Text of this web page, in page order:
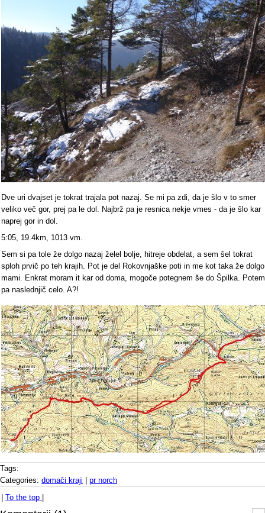
Dve uri dvajset je tokrat trajala pot nazaj. Se mi pa zdi, da je šlo v to smer
veliko več gor, prej pa le dol. Najbrž pa je resnica nekje vmes - da je šlo kar
naprej gor in dol.
5:05, 19.4km, 1013 vm.
Sem si pa tole že dolgo nazaj želel bolje, hitreje obdelat, a sem šel tokrat
sploh prvič po teh krajih. Pot je del Rokovnjaške poti in me kot taka že dolgo
mami. Enkrat moram it kar od doma, mogoče potegnem še do Špilka. Potem
pa naslednjič celo. A?!
Tags:
Categories: domači kraji
pr norch
To the top